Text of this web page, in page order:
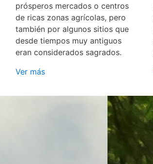
prósperos mercados o centros
de ricas zonas agrícolas, pero
también por algunos sitios que
desde tiempos muy antiguos
eran considerados sagrados.
Ver más